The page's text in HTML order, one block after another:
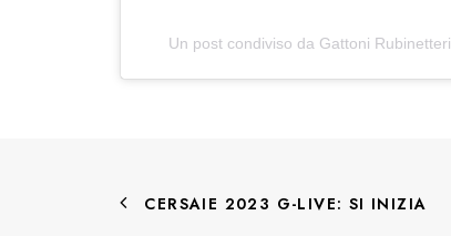
Un post condiviso da Gattoni
CERSAIE 2023 G-LIVE: SI INIZIA